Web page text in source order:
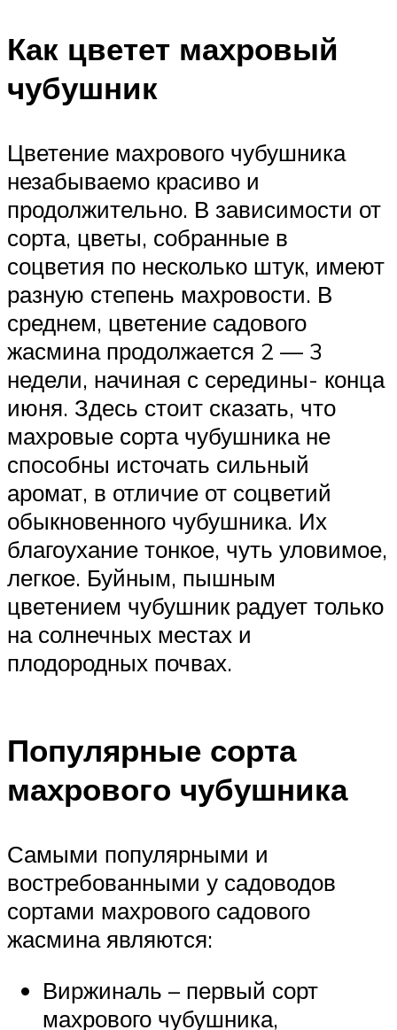
Как цветет махровый
чубушник
Цветение махрового чубушника
незабываемо красиво и
продолжительно. В зависимости от
сорта, цветы, собранные в
соцветия по несколько штук, имеют
разную степень махровости. В
среднем, цветение садового
жасмина продолжается 2 — 3
недели, начиная с середины- конца
июня. Здесь стоит сказать, что
махровые сорта чубушника не
способны источать сильный
аромат, в отличие от соцветий
обыкновенного чубушника. Их
благоухание тонкое, чуть уловимое,
легкое. Буйным, пышным
цветением чубушник радует только
на солнечных местах и
плодородных почвах.
Популярные сорта
махрового чубушника
Самыми популярными и
востребованными у садоводов
сортами махрового садового
жасмина являются:
Виржиналь – первый сорт
махрового чубушника,